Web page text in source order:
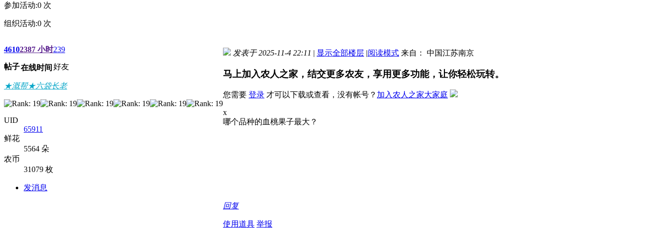
参加活动:0 次
组织活动:0 次
4610
帖子
2387 小时
在线时间
239
好友
★溉帮★六袋长老
UID
65911
鲜花
5564 朵
农币
31079 枚
发消息
发表于 2025-11-4 22:11 | 显示全部楼层 |阅读模式 来自： 中国江苏南京
马上加入农人之家，结交更多农友，享用更多功能，让你轻松玩转。
您需要 登录 才可以下载或查看，没有帐号？ 加入农人之家大家庭
x
哪个品种的血桃果子最大？
回复
使用道具 举报